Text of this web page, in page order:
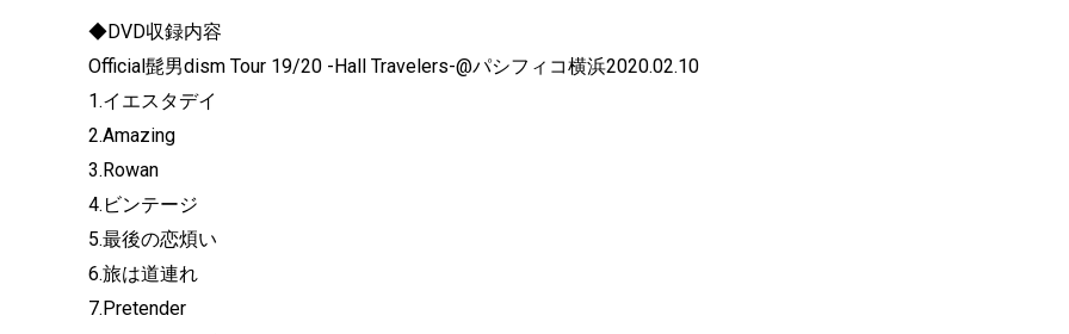
◆DVD収録内容
Official髭男dism Tour 19/20 -Hall Travelers-@パシフィコ横浜2020.02.10
1.イエスタデイ
2.Amazing
3.Rowan
4.ビンテージ
5.最後の恋煩い
6.旅は道連れ
7.Pretender